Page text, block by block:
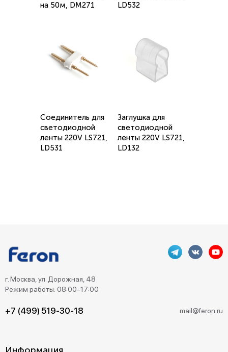
на 50м, DM271
LD532
Соединитель для
светодиодной
ленты 220V LS721,
LD531
Заглушка для
светодиодной
ленты 220V LS721,
LD132
г. Москва, ул. Дорожная, 48
Режим работы: 08:00–17:00
+7 (499) 519-30-18 mail@feron.ru